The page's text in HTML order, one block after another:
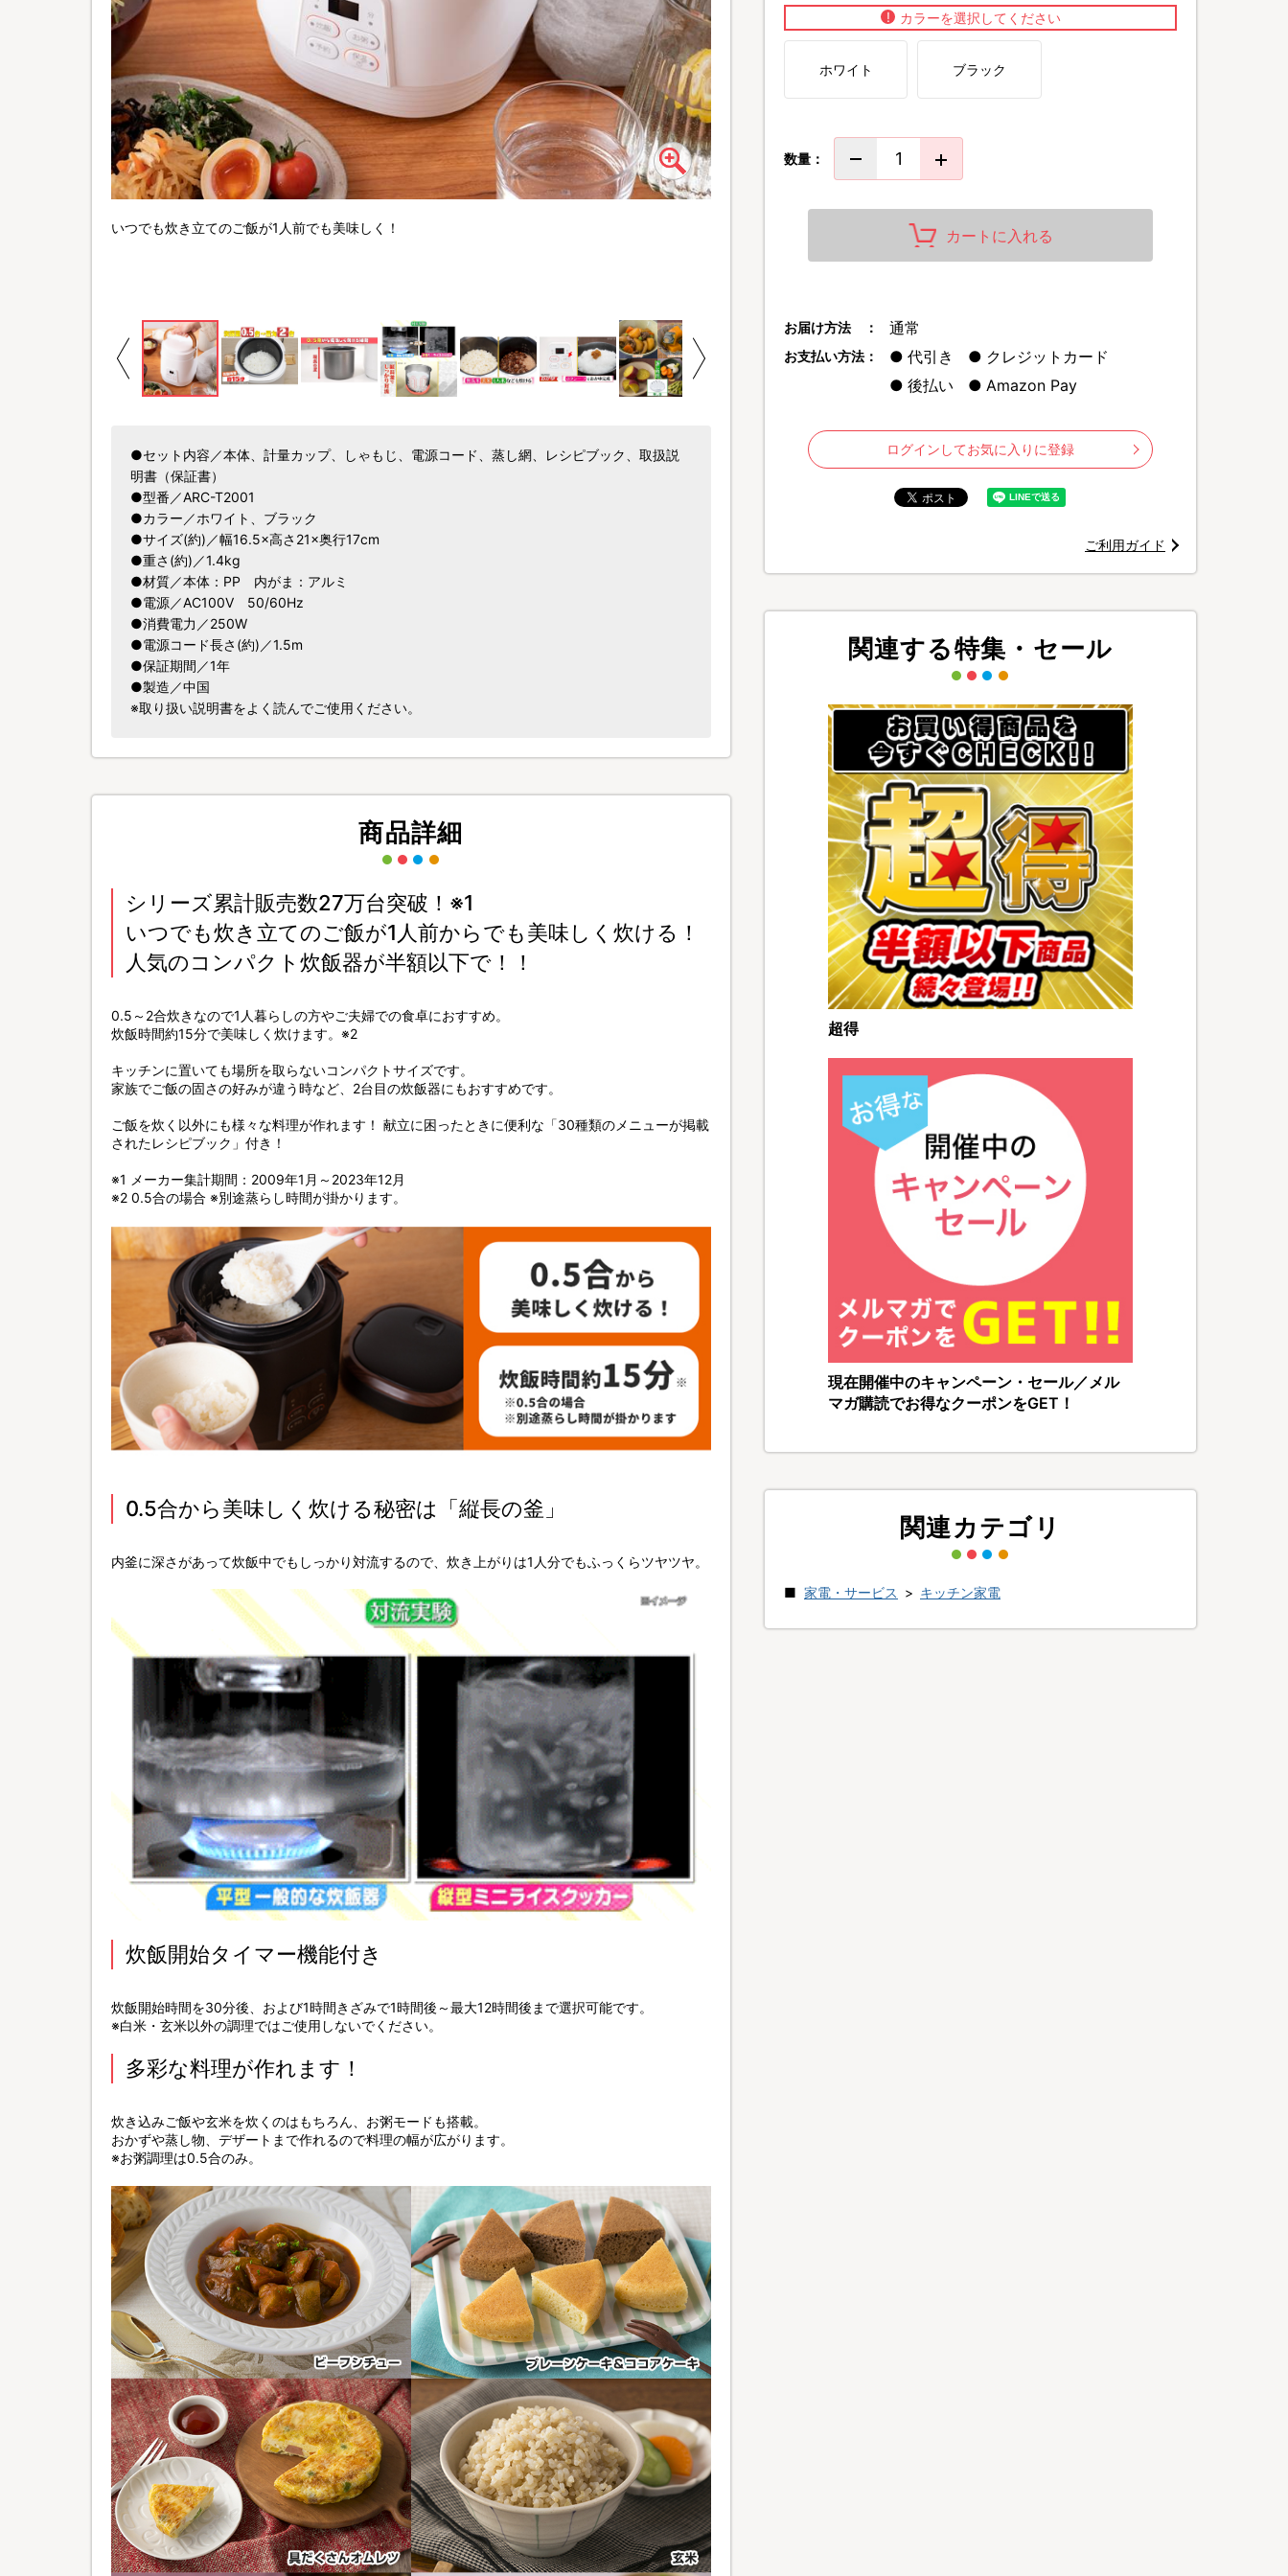
いつでも炊き立てのご飯が1人前でも美味しく！
0.5～2合炊きなので1人暮らしの方やご夫婦での食卓におすすめ。
炊飯時間約15分※で美味しく炊けます。
●セット内容／本体、計量カップ、しゃもじ、電源コード、蒸し網、レシピブック、取扱説
明書（保証書）
●型番／ARC-T2001
●カラー／ホワイト、ブラック
●サイズ(約)／幅16.5×高さ21×奥行17cm
●重さ(約)／1.4kg
●材質／本体：PP 内がま：アルミ
●電源／AC100V 50/60Hz
●消費電力／250W
●電源コード長さ(約)／1.5m
●保証期間／1年
●製造／中国
※取り扱い説明書をよく読んでご使用ください。
商品詳細
シリーズ累計販売数27万台突破！※1
いつでも炊き立てのご飯が1人前からでも美味しく炊ける！
人気のコンパクト炊飯器が半額以下で！！
0.5～2合炊きなので1人暮らしの方やご夫婦での食卓におすすめ。
炊飯時間約15分で美味しく炊けます。※2
キッチンに置いても場所を取らないコンパクトサイズです。
家族でご飯の固さの好みが違う時など、2台目の炊飯器にもおすすめです。
ご飯を炊く以外にも様々な料理が作れます！ 献立に困ったときに便利な「30種類のメニューが掲載
されたレシピブック」付き！
※1 メーカー集計期間：2009年1月～2023年12月
※2 0.5合の場合 ※別途蒸らし時間が掛かります。
0.5合から美味しく炊ける秘密は「縦長の釜」
内釜に深さがあって炊飯中でもしっかり対流するので、炊き上がりは1人分でもふっくらツヤツヤ。
炊飯開始タイマー機能付き
炊飯開始時間を30分後、および1時間きざみで1時間後～最大12時間後まで選択可能です。
※白米・玄米以外の調理ではご使用しないでください。
多彩な料理が作れます！
炊き込みご飯や玄米を炊くのはもちろん、お粥モードも搭載。
おかずや蒸し物、デザートまで作れるので料理の幅が広がります。
※お粥調理は0.5合のみ。
カラーを選択してください
ホワイト ブラック
数量：
カートに入れる
お届け方法 ： 通常
お支払い方法： 代引き
クレジットカード
後払い
Amazon Pay
ログインしてお気に入りに登録
ご利用ガイド
関連する特集・セール
超得
現在開催中のキャンペーン・セール／メル
マガ購読でお得なクーポンをGET！
関連カテゴリ
家電・サービス > キッチン家電